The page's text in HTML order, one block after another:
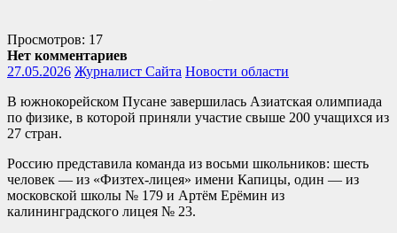
Просмотров: 17
Нет комментариев
27.05.2026 Журналист Сайта Новости области
В южнокорейском Пусане завершилась Азиатская олимпиада
по физике, в которой приняли участие свыше 200 учащихся из
27 стран.
Россию представила команда из восьми школьников: шесть
человек — из «Физтех-лицея» имени Капицы, один — из
московской школы № 179 и Артём Ерёмин из
калининградского лицея № 23.